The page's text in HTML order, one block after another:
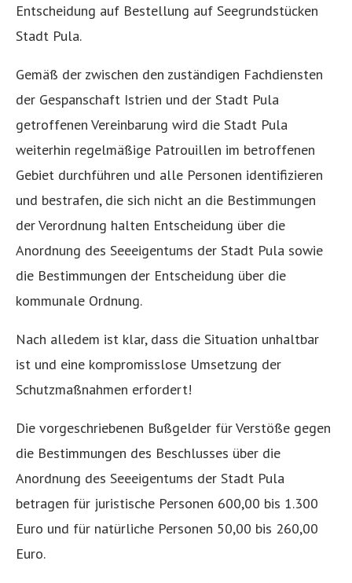
Entscheidung auf Bestellung auf Seegrundstücken
Stadt Pula.
Gemäß der zwischen den zuständigen Fachdiensten
der Gespanschaft Istrien und der Stadt Pula
getroffenen Vereinbarung wird die Stadt Pula
weiterhin regelmäßige Patrouillen im betroffenen
Gebiet durchführen und alle Personen identifizieren
und bestrafen, die sich nicht an die Bestimmungen
der Verordnung halten Entscheidung über die
Anordnung des Seeeigentums der Stadt Pula sowie
die Bestimmungen der Entscheidung über die
kommunale Ordnung.
Nach alledem ist klar, dass die Situation unhaltbar
ist und eine kompromisslose Umsetzung der
Schutzmaßnahmen erfordert!
Die vorgeschriebenen Bußgelder für Verstöße gegen
die Bestimmungen des Beschlusses über die
Anordnung des Seeeigentums der Stadt Pula
betragen für juristische Personen 600,00 bis 1.300
Euro und für natürliche Personen 50,00 bis 260,00
Euro.